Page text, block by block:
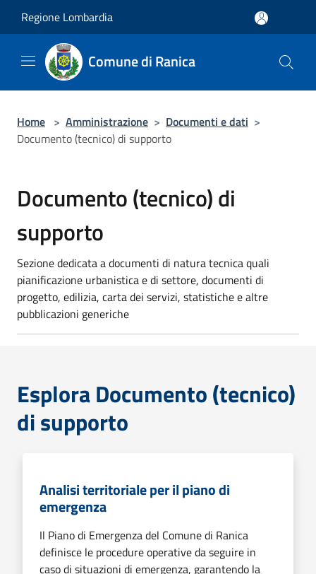
Regione Lombardia
Comune di Ranica
Home > Amministrazione > Documenti e dati >
Documento (tecnico) di supporto
Documento (tecnico) di
supporto
Sezione dedicata a documenti di natura tecnica quali
pianificazione urbanistica e di settore, documenti di
progetto, edilizia, carta dei servizi, statistiche e altre
pubblicazioni generiche
Esplora Documento (tecnico)
di supporto
Analisi territoriale per il piano di
emergenza
Il Piano di Emergenza del Comune di Ranica
definisce le procedure operative da seguire in
caso di situazioni di emergenza, garantendo la